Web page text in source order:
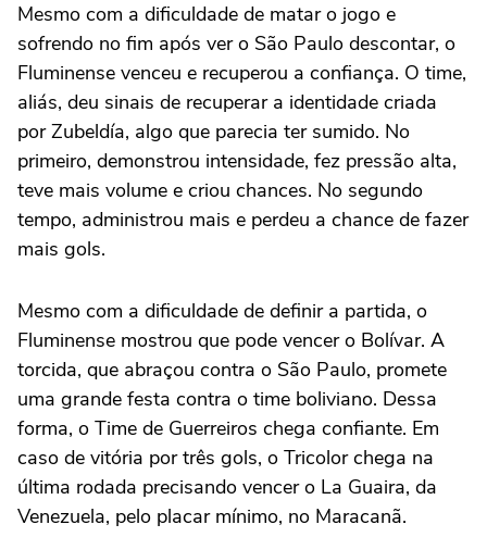
Mesmo com a dificuldade de matar o jogo e
sofrendo no fim após ver o São Paulo descontar, o
Fluminense venceu e recuperou a confiança. O time,
aliás, deu sinais de recuperar a identidade criada
por Zubeldía, algo que parecia ter sumido. No
primeiro, demonstrou intensidade, fez pressão alta,
teve mais volume e criou chances. No segundo
tempo, administrou mais e perdeu a chance de fazer
mais gols.
Mesmo com a dificuldade de definir a partida, o
Fluminense mostrou que pode vencer o Bolívar. A
torcida, que abraçou contra o São Paulo, promete
uma grande festa contra o time boliviano. Dessa
forma, o Time de Guerreiros chega confiante. Em
caso de vitória por três gols, o Tricolor chega na
última rodada precisando vencer o La Guaira, da
Venezuela, pelo placar mínimo, no Maracanã.